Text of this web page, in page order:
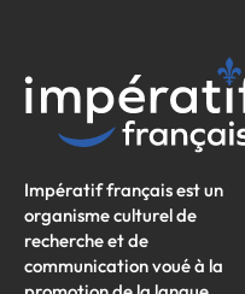
Impératif français est un
organisme culturel de
recherche et de
communication voué à la